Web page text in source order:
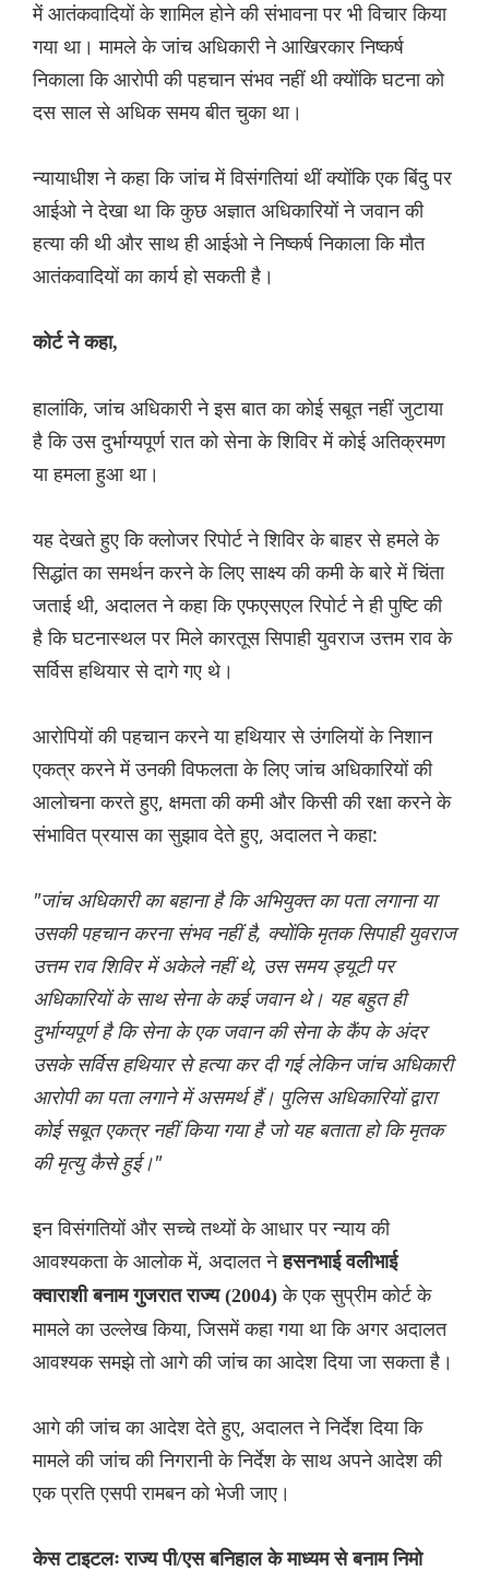
में आतंकवादियों के शामिल होने की संभावना पर भी विचार किया
गया था। मामले के जांच अधिकारी ने आखिरकार निष्कर्ष
निकाला कि आरोपी की पहचान संभव नहीं थी क्योंकि घटना को
दस साल से अधिक समय बीत चुका था।
न्यायाधीश ने कहा कि जांच में विसंगतियां थीं क्योंकि एक बिंदु पर
आईओ ने देखा था कि कुछ अज्ञात अधिकारियों ने जवान की
हत्या की थी और साथ ही आईओ ने निष्कर्ष निकाला कि मौत
आतंकवादियों का कार्य हो सकती है।
कोर्ट ने कहा,
हालांकि, जांच अधिकारी ने इस बात का कोई सबूत नहीं जुटाया
है कि उस दुर्भाग्यपूर्ण रात को सेना के शिविर में कोई अतिक्रमण
या हमला हुआ था।
यह देखते हुए कि क्लोजर रिपोर्ट ने शिविर के बाहर से हमले के
सिद्धांत का समर्थन करने के लिए साक्ष्य की कमी के बारे में चिंता
जताई थी, अदालत ने कहा कि एफएसएल रिपोर्ट ने ही पुष्टि की
है कि घटनास्थल पर मिले कारतूस सिपाही युवराज उत्तम राव के
सर्विस हथियार से दागे गए थे।
आरोपियों की पहचान करने या हथियार से उंगलियों के निशान
एकत्र करने में उनकी विफलता के लिए जांच अधिकारियों की
आलोचना करते हुए, क्षमता की कमी और किसी की रक्षा करने के
संभावित प्रयास का सुझाव देते हुए, अदालत ने कहा:
"जांच अधिकारी का बहाना है कि अभियुक्त का पता लगाना या
उसकी पहचान करना संभव नहीं है, क्योंकि मृतक सिपाही युवराज
उत्तम राव शिविर में अकेले नहीं थे, उस समय ड्यूटी पर
अधिकारियों के साथ सेना के कई जवान थे। यह बहुत ही
दुर्भाग्यपूर्ण है कि सेना के एक जवान की सेना के कैंप के अंदर
उसके सर्विस हथियार से हत्या कर दी गई लेकिन जांच अधिकारी
आरोपी का पता लगाने में असमर्थ हैं। पुलिस अधिकारियों द्वारा
कोई सबूत एकत्र नहीं किया गया है जो यह बताता हो कि मृतक
की मृत्यु कैसे हुई।"
इन विसंगतियों और सच्चे तथ्यों के आधार पर न्याय की
आवश्यकता के आलोक में, अदालत नेहसनभाई वलीभाई
क्वाराशी बनाम गुजरात राज्य (2004)के एक सुप्रीम कोर्ट के
मामले का उल्लेख किया, जिसमें कहा गया था कि अगर अदालत
आवश्यक समझे तो आगे की जांच का आदेश दिया जा सकता है।
आगे की जांच का आदेश देते हुए, अदालत ने निर्देश दिया कि
मामले की जांच की निगरानी के निर्देश के साथ अपने आदेश की
एक प्रति एसपी रामबन को भेजी जाए।
केस टाइटलः राज्य पी/एस बनिहाल के माध्यम से बनाम निमो